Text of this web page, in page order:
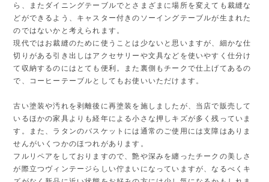
ら、またダイニングテーブルでとさまざまに場所を変えても裁縫な
どができるよう、キャスター付きのソーイングテーブルが生まれた
のではないかと考えられます。
現代ではお裁縫のために使うことは少ないと思いますが、細かな仕
切りがある引き出しはアクセサリーや文具などを使いやすく仕分け
て収納するのにはとても便利。また裏側もチークで仕上げてあるの
で、コーヒーテーブルとしてもお使いいただけます。
古い塗装や汚れを剥離後に再塗装を施しましたが、当店で販売して
いるほかの家具よりも経年による小さな押しキズが多く残っていま
す。また、ラタンのバスケットには通常のご使用には支障はありま
せんがいくつかのほつれがあります。
フルリペアをしておりますので、艶や深みを纏ったチークの美しさ
が際立つヴィンテージらしい佇まいになっていますが、なるべくキ